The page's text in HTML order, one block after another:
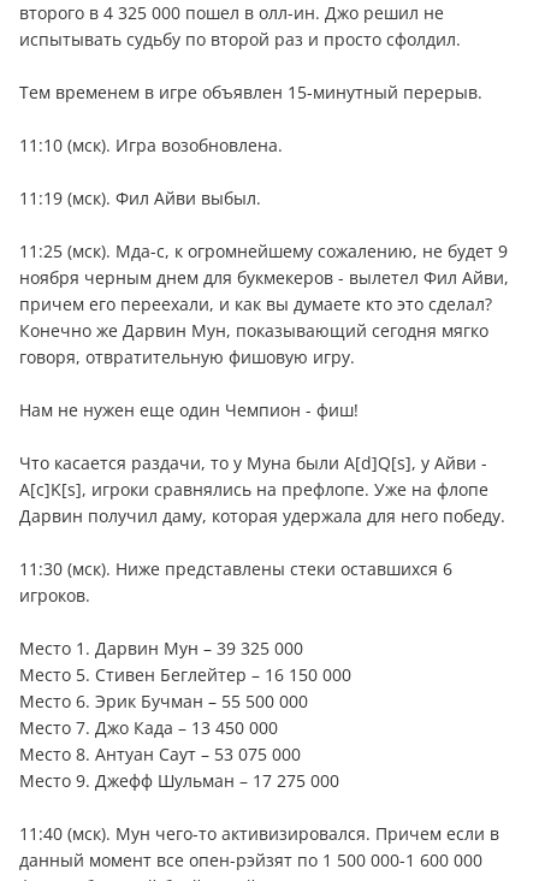
второго в 4 325 000 пошел в олл-ин. Джо решил не
испытывать судьбу по второй раз и просто сфолдил.
Тем временем в игре объявлен 15-минутный перерыв.
11:10 (мск). Игра возобновлена.
11:19 (мск). Фил Айви выбыл.
11:25 (мск). Мда-с, к огромнейшему сожалению, не будет 9
ноября черным днем для букмекеров - вылетел Фил Айви,
причем его переехали, и как вы думаете кто это сделал?
Конечно же Дарвин Мун, показывающий сегодня мягко
говоря, отвратительную фишовую игру.
Нам не нужен еще один Чемпион - фиш!
Что касается раздачи, то у Муна были A[d]Q[s], у Айви -
A[c]K[s], игроки сравнялись на префлопе. Уже на флопе
Дарвин получил даму, которая удержала для него победу.
11:30 (мск). Ниже представлены стеки оставшихся 6
игроков.
Место 1. Дарвин Мун – 39 325 000
Место 5. Стивен Беглейтер – 16 150 000
Место 6. Эрик Бучман – 55 500 000
Место 7. Джо Када – 13 450 000
Место 8. Антуан Саут – 53 075 000
Место 9. Джефф Шульман – 17 275 000
11:40 (мск). Мун чего-то активизировался. Причем если в
данный момент все опен-рэйзят по 1 500 000-1 600 000